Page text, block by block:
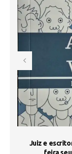
Juiz e
feira